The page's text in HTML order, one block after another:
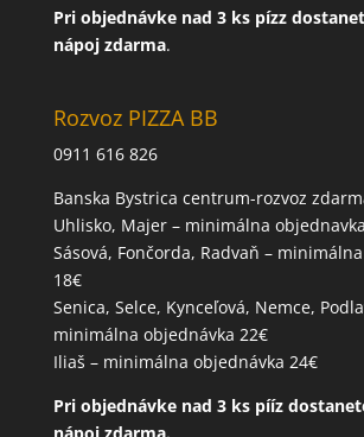
Pri objednávke nad 3 ks pízz
nápoj zdarma.
Rozvoz PIZZA BB
0911 616 826
Banska Bystrica centrum-rozvoz
Uhlisko, Majer – minimálna
Sásová, Fončorda, Radvaň –
18€
Senica, Selce, Kynceľová, Nemce,
minimálna objednávka 22€
Iliaš – minimálna objednávka 24€
Pri objednávke nad 3 ks pííz